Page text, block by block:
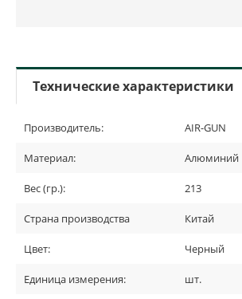
Технические характеристики
Производитель: AIR-GUN
Материал: Алюминий
Вес (гр.): 213
Страна производства Китай
Цвет: Черный
Единица измерения: шт.